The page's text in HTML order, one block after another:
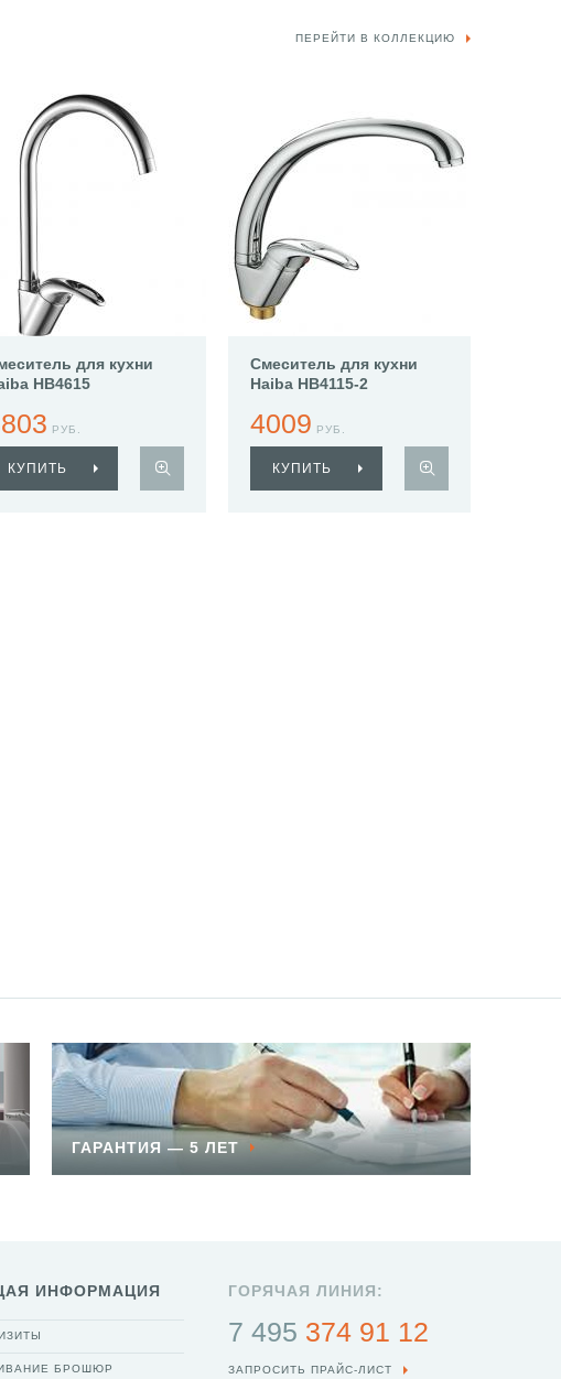
ПЕРЕЙТИ В КОЛЛЕКЦИЮ
для кухни
HB4615
РУБ.
КУПИТЬ
Смеситель для кухни
Haiba HB4115-2
4009 РУБ.
КУПИТЬ
ГАРАНТИЯ — 5 ЛЕТ
ИНФОРМАЦИЯ
БРОШЮР
ГОРЯЧАЯ ЛИНИЯ:
7 495 374 91 12
ЗАПРОСИТЬ ПРАЙС-ЛИСТ